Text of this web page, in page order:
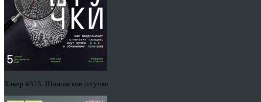
Хакер #325. Шпионские штучки